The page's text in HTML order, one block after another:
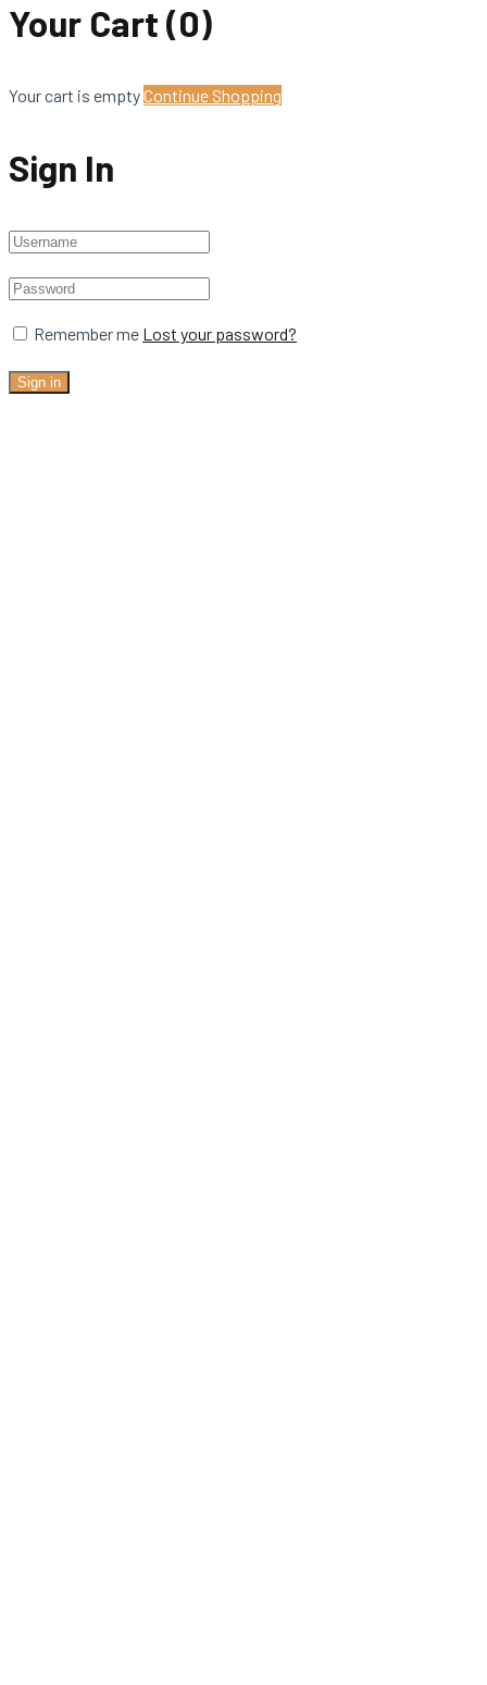
Your Cart (0)
Your cart is emptyContinue Shopping
Sign In
Remember me Lost your password?
Sign in